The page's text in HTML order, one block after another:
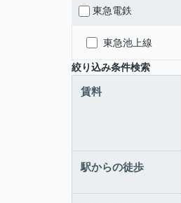
東急電鉄
東急池上線
絞り込み条件検索
賃料
駅からの徒歩